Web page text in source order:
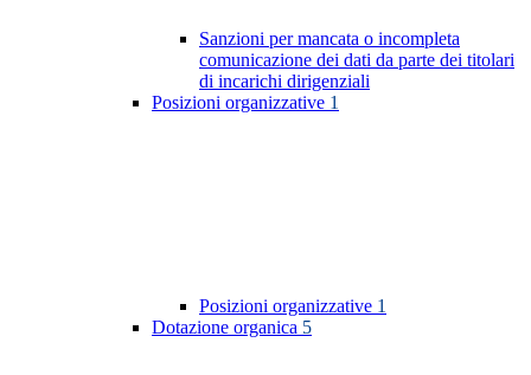
Sanzioni per mancata o incompleta
comunicazione dei dati da parte dei titolari
di incarichi dirigenziali
Posizioni organizzative 1
Posizioni organizzative 1
Dotazione organica 5